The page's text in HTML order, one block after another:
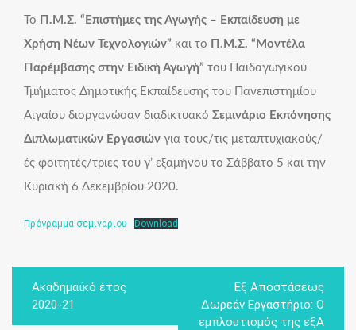
Το Π.Μ.Σ. “Επιστήμες της Αγωγής – Εκπαίδευση με
Χρήση Νέων Τεχνολογιών” και το Π.Μ.Σ. “Μοντέλα
Παρέμβασης στην Ειδική Αγωγή” του Παιδαγωγικού
Τμήματος Δημοτικής Εκπαίδευσης του Πανεπιστημίου
Αιγαίου διοργανώσαν διαδικτυακό Σεμινάριο Εκπόνησης
Διπλωματικών Εργασιών για τους/τις μεταπτυχιακούς/
ές φοιτητές/τριες του γ’ εξαμήνου το Σάββατο 5 και την
Κυριακή 6 Δεκεμβρίου 2020.
Πρόγραμμα σεμιναρίου Download
Post
navigation
Ακαδημαϊκό έτος
2020-21
Εξ Αποστάσεως
Δωρεάν Εργαστήριο: Ο
εμπλουτισμός της εξΑ